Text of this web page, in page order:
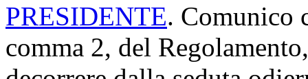
PRESIDENTE. Comunico
comma 2, del